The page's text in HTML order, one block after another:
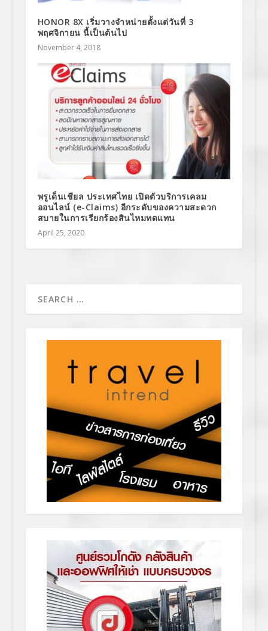
HONOR 8X เริ่มวางจำหน่ายตั้งแต่วันที่ 3
พฤศจิกายน นี้เป็นต้นไป
November 4, 2018
พรูเด็นเชียล ประเทศไทย เปิดตัวบริการเคลม
ออนไลน์ (e-Claims) อีกระดับของความสะดวก
สบายในการเรียกร้องสินไหมทดแทน
April 25, 2020